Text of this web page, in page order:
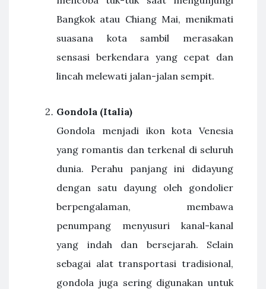
Bangkok atau Chiang Mai, menikmati
suasana kota sambil merasakan
sensasi berkendara yang cepat dan
lincah melewati jalan-jalan sempit.
Gondola (Italia)
Gondola menjadi ikon kota Venesia
yang romantis dan terkenal di seluruh
dunia. Perahu panjang ini didayung
dengan satu dayung oleh gondolier
berpengalaman, membawa
penumpang menyusuri kanal-kanal
yang indah dan bersejarah. Selain
sebagai alat transportasi tradisional,
gondola juga sering digunakan untuk